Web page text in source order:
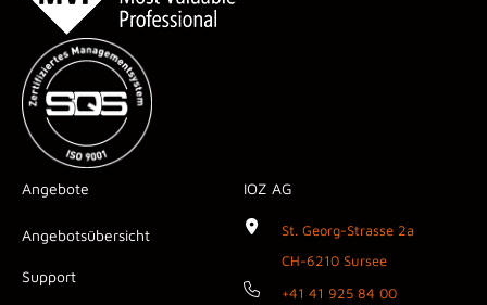
Angebote
Angebotsübersicht
Support
IOZ AG
St. Georg-Strasse 2a
CH-6210 Sursee
+41 41 925 84 00